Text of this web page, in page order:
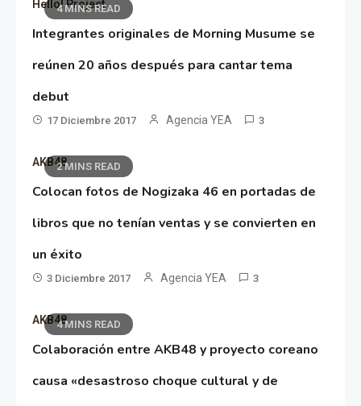
4 MINS READ
Hello! Project
Integrantes originales de Morning Musume se
reúnen 20 años después para cantar tema
debut
17 Diciembre 2017 Agencia YEA 3
2 MINS READ
AKB48
Colocan fotos de Nogizaka 46 en portadas de
libros que no tenían ventas y se convierten en
un éxito
3 Diciembre 2017 Agencia YEA 3
4 MINS READ
AKB48
Colaboración entre AKB48 y proyecto coreano
causa «desastroso choque cultural y de